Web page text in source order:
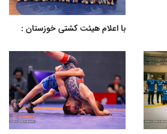
با اعلام هیئت کشتی خوزستان :